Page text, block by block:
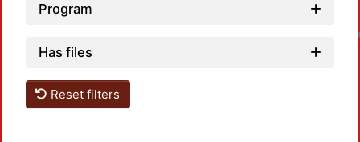
Program
Has files
Reset filters